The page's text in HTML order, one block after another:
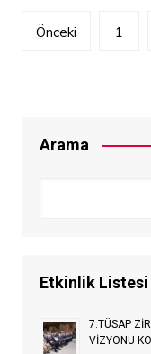
Yazı
Önceki 1
Arama
Etkinlik Listesi
7.TÜSAP
VİZYONU